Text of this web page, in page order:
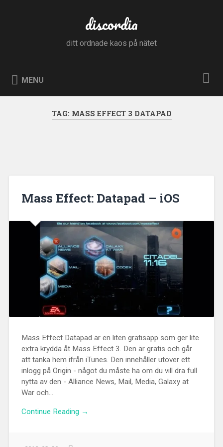
discordia
ditt ordnade kaos på nätet
MENU
TAG: MASS EFFECT 3 DATAPAD
Mass Effect: Datapad – iOS
Mass Effect Datapad är en liten gratisapp som ger lite
extra krydda åt Mass Effect 3. Den är gratis och går
att tanka hem ifrån iTunes. Den innehåller utöver ett
inlogg på Origin - något du måste ha om du vill dra full
nytta av den - Alliance News, Mail, Media, Galaxy at
War och...
Continue Reading →